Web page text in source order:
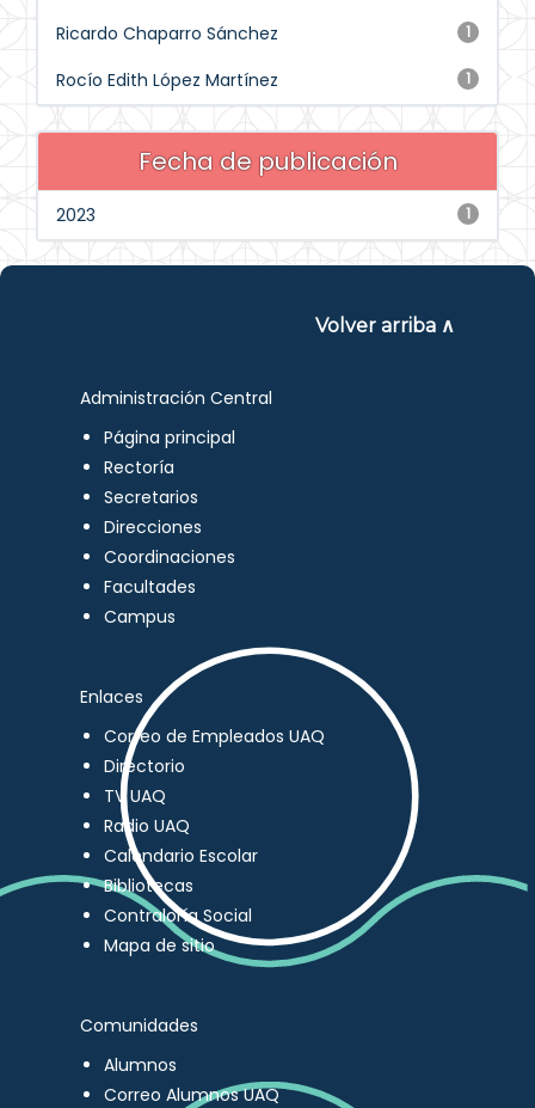
1
Ricardo Chaparro Sánchez
1
Rocío Edith López Martínez
Fecha de publicación
1
2023
Volver arriba ∧
Administración Central
Página principal
Rectoría
Secretarios
Direcciones
Coordinaciones
Facultades
Campus
Enlaces
Correo de Empleados UAQ
Directorio
TV UAQ
Radio UAQ
Calendario Escolar
Bibliotecas
Contraloría Social
Mapa de sitio
Comunidades
Alumnos
Correo Alumnos UAQ